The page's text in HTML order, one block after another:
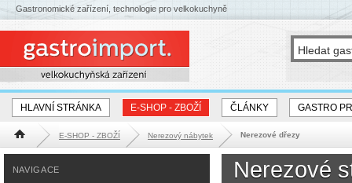
HLAVNÍ STRÁNKA E-SHOP - ZBOŽÍ ČLÁNKY GASTRO
Hlavní stránka E-SHOP - ZBOŽÍ Nerezový nábytek Nerezové dřezy
Nerezové
NAVIGACE
Gastronomické zařízení, technologie pro velkokuchyně